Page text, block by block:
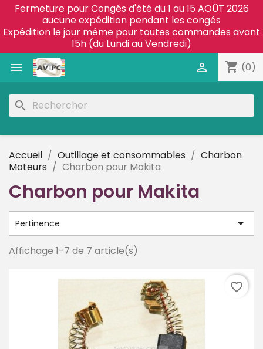
Fermeture pour Congés d'été du 1 au 15 AOÛT 2026
aucune expédition pendant les congés
Expédition le jour même pour toutes commandes avant
15h (du Lundi au Vendredi)
 shopping_cart (0)

search
Accueil Outillage et consommables
Charbon
Moteurs
Charbon pour Makita
Charbon pour Makita
Pertinence 
Affichage 1-7 de 7 article(s)
favorite_border